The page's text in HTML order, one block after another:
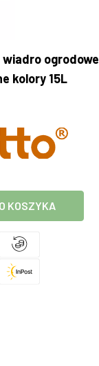
wiadro ogrodowe
kolory 15L
KOSZYKA